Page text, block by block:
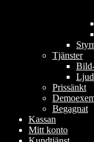
Tjänster
Prissänkt
Begagnat
Kassan
Mitt konto